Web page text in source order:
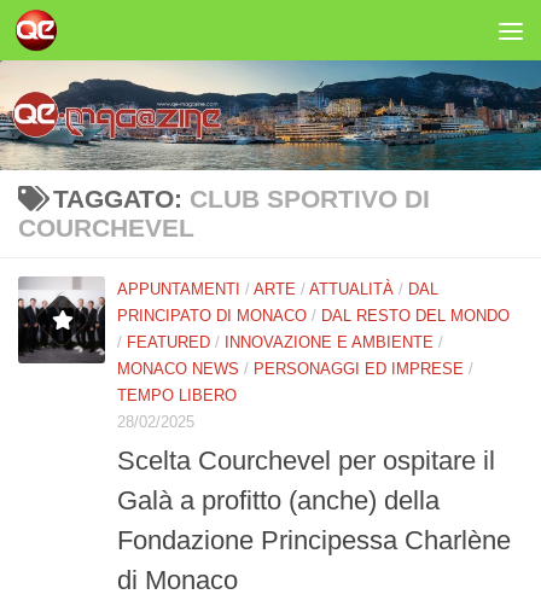
Salta al contenuto
TAGGATO: CLUB SPORTIVO DI
COURCHEVEL
APPUNTAMENTI / ARTE / ATTUALITÀ / DAL
PRINCIPATO DI MONACO / DAL RESTO DEL MONDO
/ FEATURED / INNOVAZIONE E AMBIENTE /
MONACO NEWS / PERSONAGGI ED IMPRESE /
TEMPO LIBERO
28/02/2025
Scelta Courchevel per ospitare il
Galà a profitto (anche) della
Fondazione Principessa Charlène
di Monaco